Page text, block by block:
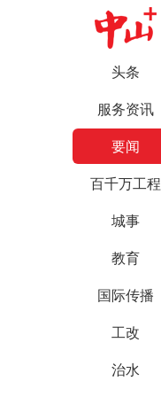
头条
服务资讯
要闻
百千万工程
城事
教育
国际传播
工改
治水